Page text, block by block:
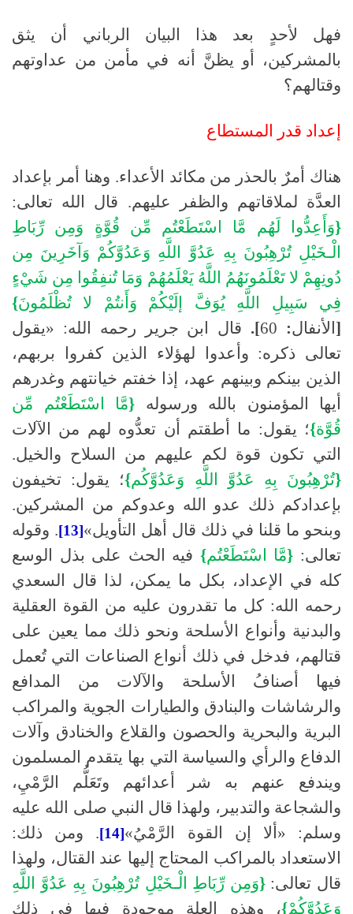
فهل لأحدٍ بعد هذا البيان الرباني أن يثق
بالمشركين، أو يظنَّ أنه في مأمن من عداوتهم
وقتالهم؟
إعداد قدر المستطاع
هناك أمرٌ بالحذر من مكائد الأعداء. وهنا أمر بإعداد
العدَّة لملاقاتهم والظفر عليهم. قال الله تعالى:
{وَأَعِدُّوا لَهُم مَّا اسْتَطَعْتُم مِّن قُوَّةٍ وَمِن رِّبَاطِ
الْـخَيْلِ تُرْهِبُونَ بِهِ عَدُوَّ اللَّهِ وَعَدُوَّكُمْ وَآخَرِينَ مِن
دُونِهِمْ لا تَعْلَمُونَهُمُ اللَّهُ يَعْلَمُهُمْ وَمَا تُنفِقُوا مِن شَيْءٍ
فِي
سَبِيلِ اللَّهِ يُوَفَّ إلَيْكُمْ وَأَنتُمْ لا تُظْلَمُونَ}
[الأنفال:
60
]. قال ابن جرير رحمه الله: «يقول
تعالى ذكره: وأعدوا لهؤلاء الذين كفروا بربهم،
الذين بينكم وبينهم عهد، إذا خفتم خيانتهم وغدرهم
أيها المؤمنون بالله ورسوله {مَّا اسْتَطَعْتُم
مِّن
قُوَّة}؛ يقول: ما أطقتم أن تعدُّوه لهم من الآلات
التي تكون قوة لكم عليهم من السلاح والخيل.
{تُرْهِبُونَ بِهِ عَدُوَّ اللَّهِ وَعَدُوَّكُم}؛ يقول: تخيفون
بإعدادكم ذلك عدو الله وعدوكم من المشركين.
وبنحو ما قلنا في ذلك قال أهل التأويل»[13]
. وقوله
تعالى:
{مَّا اسْتَطَعْتُم} فيه الحث على بذل الوسع
كله في الإعداد، بكل ما يمكن، لذا قال السعدي
رحمه الله: كل ما تقدرون عليه من القوة العقلية
والبدنية وأنواع الأسلحة ونحو ذلك مما يعين على
قتالهم، فدخل في ذلك أنواع الصناعات التي تُعمل
فيها أصنافُ الأسلحة والآلات من المدافع
والرشاشات والبنادق والطيارات الجوية والمراكب
البرية والبحرية والحصون والقلاع والخنادق وآلات
الدفاع والرأي والسياسة التي بها يتقدم المسلمون
ويندفع عنهم به شر أعدائهم وتَعَلُّم الرَّمْيِ،
والشجاعة والتدبير، ولهذا قال النبي صلى الله عليه
وسلم: « ألا إن القوة الرَّمْيُ»
[14]
. ومن ذلك:
الاستعداد بالمراكب المحتاج إليها عند القتال، ولهذا
قال تعالى:
{وَمِن رِّبَاطِ الْـخَيْلِ تُرْهِبُونَ بِهِ عَدُوَّ
اللَّهِ
وَعَدُوَّكُمْ}، وهذه العلة موجودة فيها في ذلك